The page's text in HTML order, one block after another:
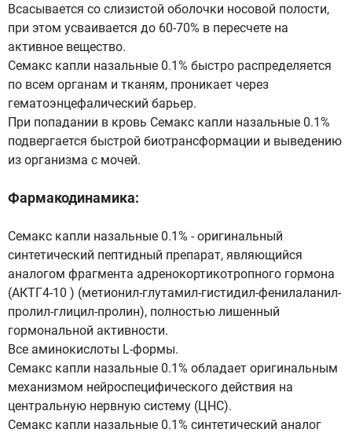
Всасывается со слизистой оболочки носовой полости,
при этом усваивается до 60-70% в пересчете на
активное вещество.
Семакс капли назальные 0.1% быстро распределяется
по всем органам и тканям, проникает через
гематоэнцефалический барьер.
При попадании в кровь Семакс капли назальные 0.1%
подвергается быстрой биотрансформации и выведению
из организма с мочей.
Фармакодинамика:
Семакс капли назальные 0.1% - оригинальный
синтетический пептидный препарат, являющийся
аналогом фрагмента адренокортикотропного гормона
(АКТГ4-10 ) (метионил-глутамил-гистидил-фенилаланил-
пролил-глицил-пролин), полностью лишенный
гормональной активности.
Все аминокислоты L-формы.
Семакс капли назальные 0.1% обладает оригинальным
механизмом нейроспецифического действия на
центральную нервную систему (ЦНС).
Семакс капли назальные 0.1% синтетический аналог